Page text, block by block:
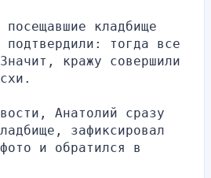
кладбище
подтвердили: тогда все
кражу совершили
Анатолий сразу
зафиксировал
и обратился в